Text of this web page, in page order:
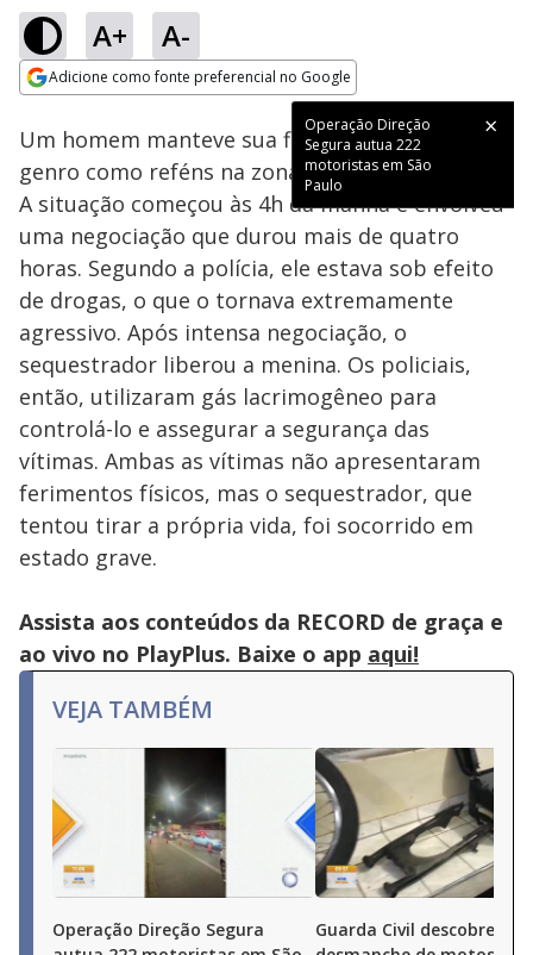
A+ A-
Adicione como fonte preferencial no Google
Operação Direção
Segura autua 222
motoristas em São
Paulo
Ativar
Loaded
26.73%
Um homem manteve sua filha de 4 anos e o
genro como reféns na zona leste de São Paulo.
A situação começou às 4h da manhã e envolveu
uma negociação que durou mais de quatro
horas. Segundo a polícia, ele estava sob efeito
de drogas, o que o tornava extremamente
agressivo. Após intensa negociação, o
sequestrador liberou a menina. Os policiais,
então, utilizaram gás lacrimogêneo para
controlá-lo e assegurar a segurança das
vítimas. Ambas as vítimas não apresentaram
ferimentos físicos, mas o sequestrador, que
tentou tirar a própria vida, foi socorrido em
estado grave.
Assista aos conteúdos da RECORD de graça e
ao vivo no PlayPlus. Baixe o app aqui!
VEJA TAMBÉM
Operação Direção Segura
Guarda Civil descobre